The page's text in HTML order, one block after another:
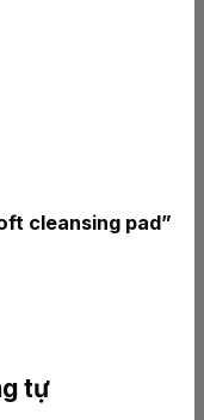
cleansing pad”
tự